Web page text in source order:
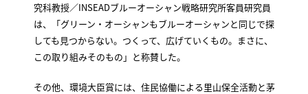
究科教授／INSEADブルーオーシャン戦略研究所客員研究員
は、「グリーン・オーシャンもブルーオーシャンと同じで探
しても見つからない。つくって、広げていくもの。まさに、
この取り組みそのもの」と称賛した。
その他、環境大臣賞には、住民協働による里山保全活動と茅